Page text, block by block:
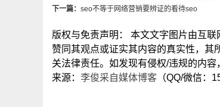
下一篇： seo不等于网络营销要辨证的看待seo
版权与免责声明： 本文文字图片由互
赞同其观点或证实其内容的真实性，其
关法律责任。如发现有侵权/违规的内容
来源： 李俊采自媒体博客 （QQ/微信：